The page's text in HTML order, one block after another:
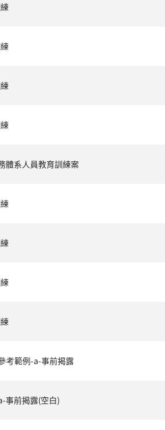
體系人員教育訓練案
考範例-a-事前揭露
事前揭露(空白)